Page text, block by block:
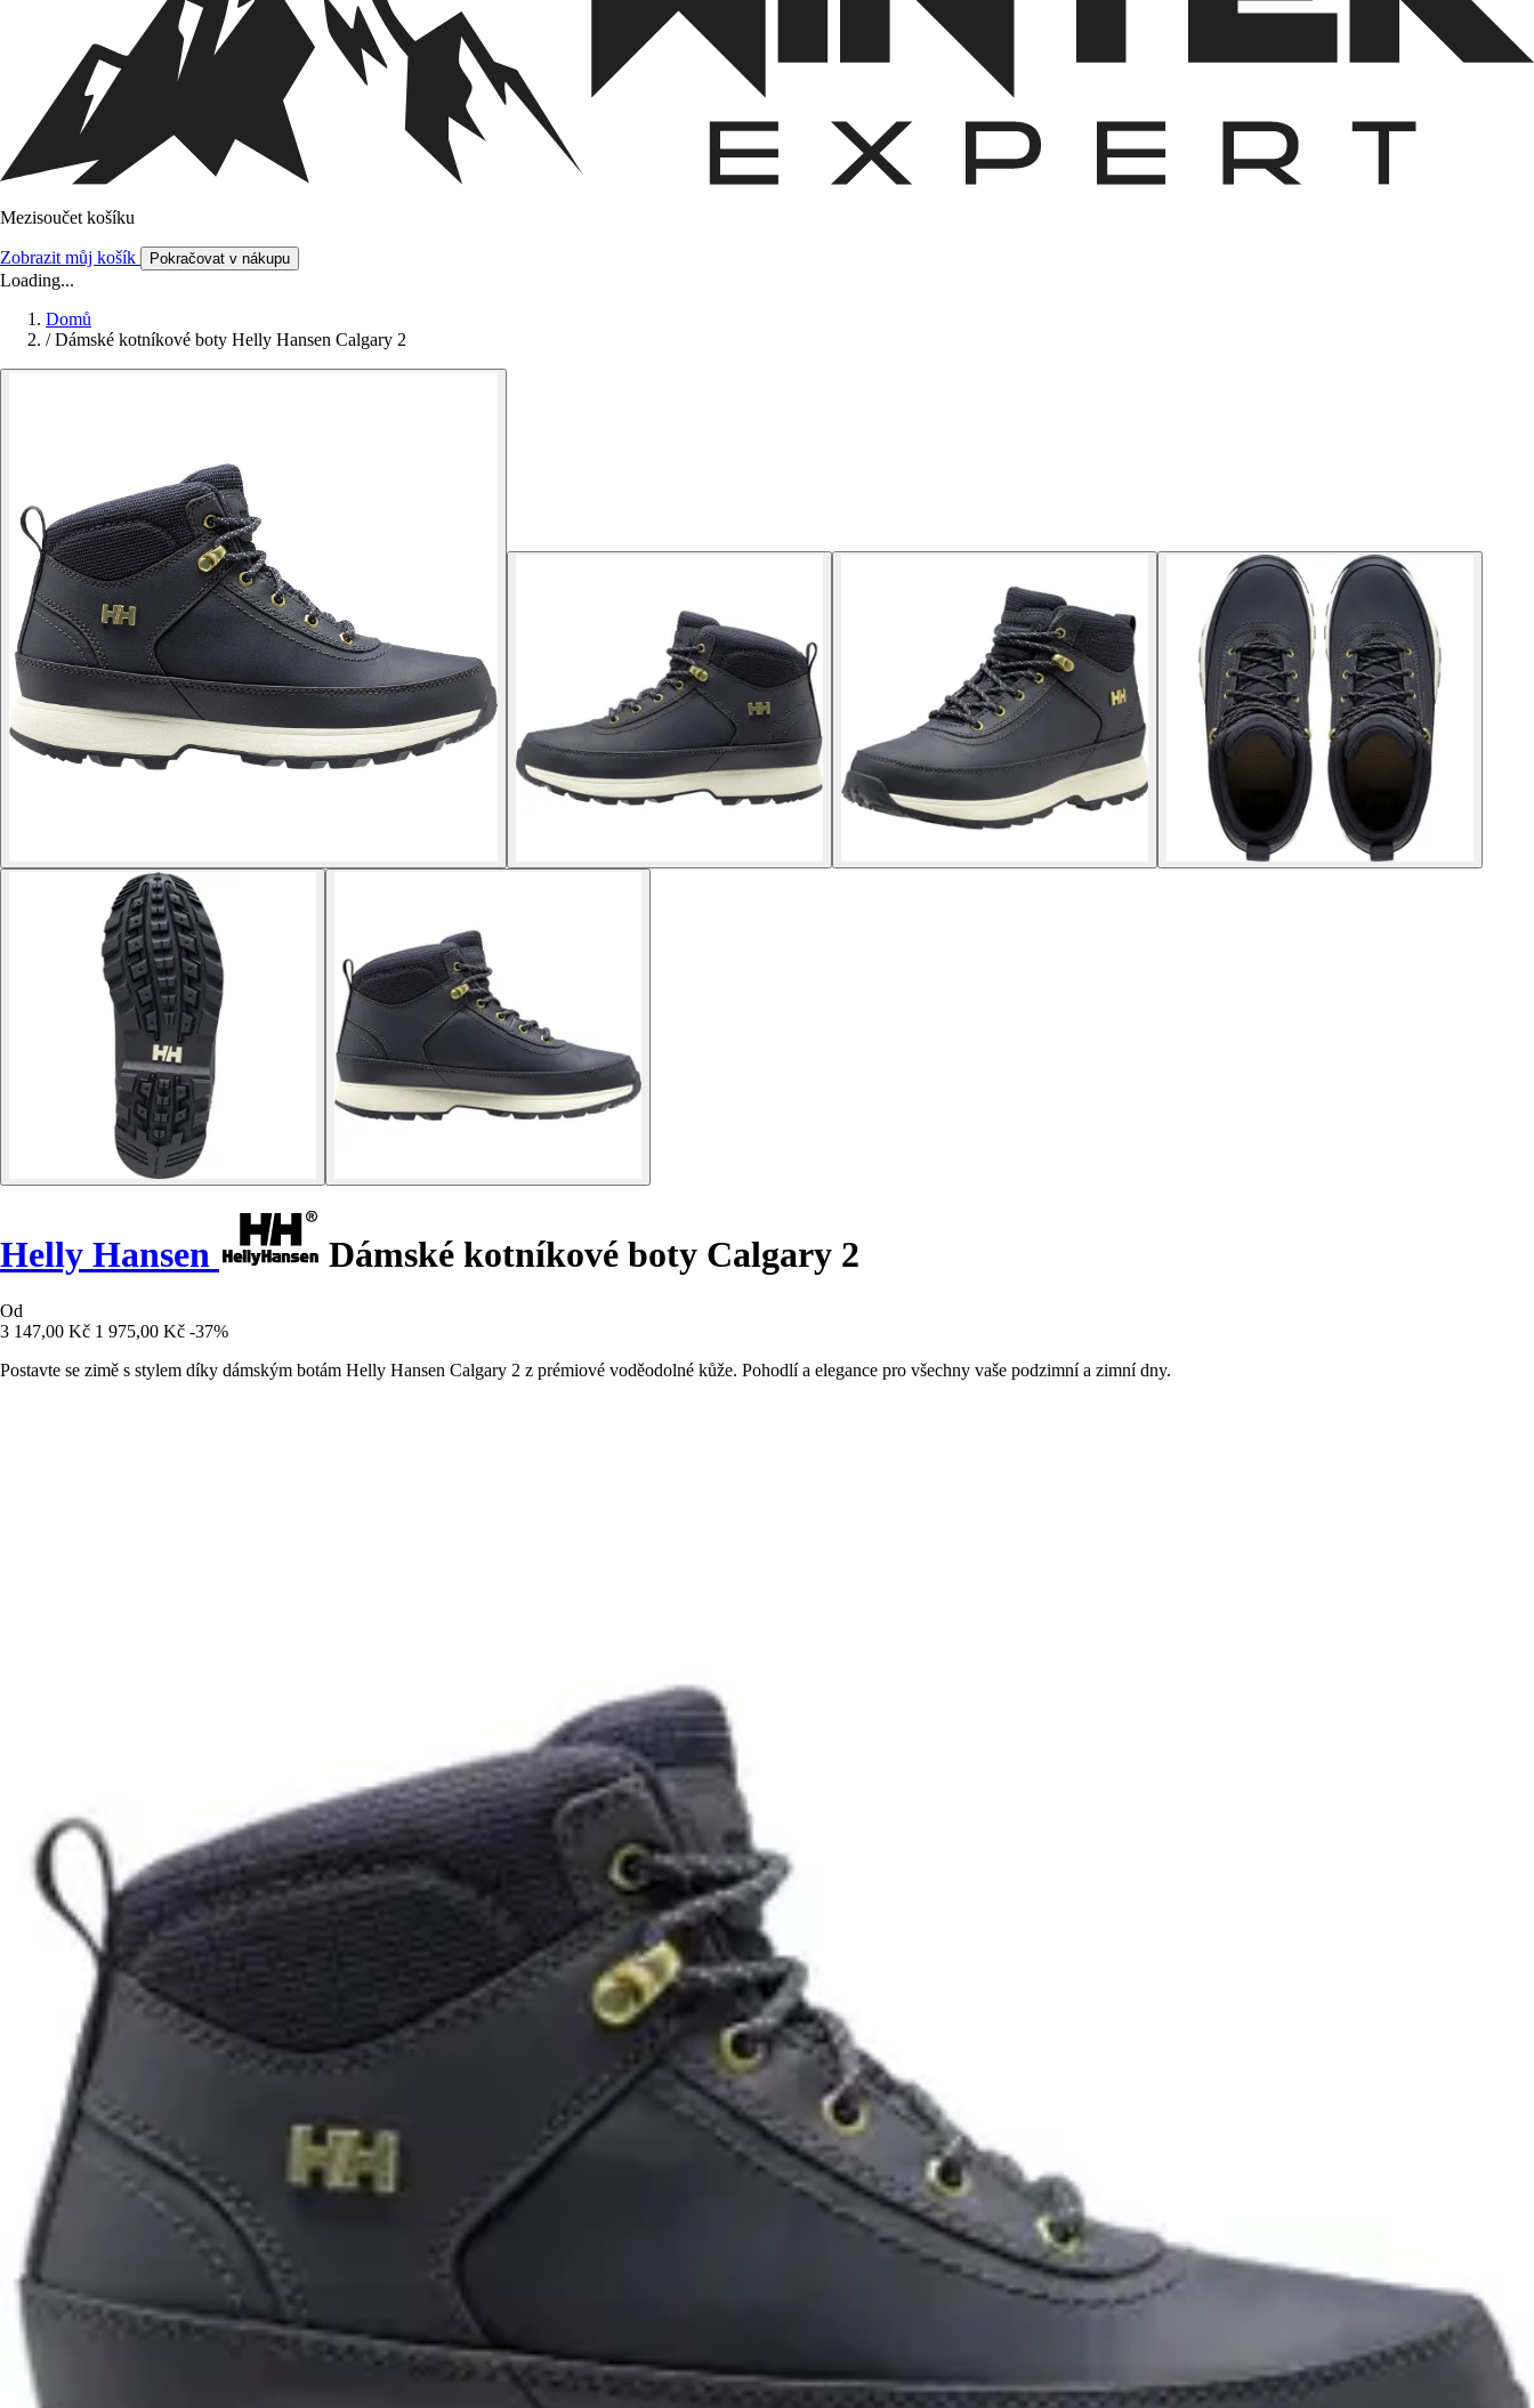
Mezisoučet košíku
Zobrazit můj košík Pokračovat v nákupu
Loading...
Domů
/ Dámské kotníkové boty Helly Hansen Calgary 2
Helly Hansen Dámské kotníkové boty Calgary 2
Od
3 147,00 Kč 1 975,00 Kč -37%
Postavte se zimě s stylem díky dámským botám Helly Hansen Calgary 2 z prémiové voděodolné kůže. Pohodlí a elegance pro všechny vaše podzimní a zimní dny.